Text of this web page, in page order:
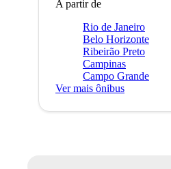
A partir de
Rio de Janeiro
Belo Horizonte
Ribeirão Preto
Campinas
Campo Grande
Ver mais ônibus